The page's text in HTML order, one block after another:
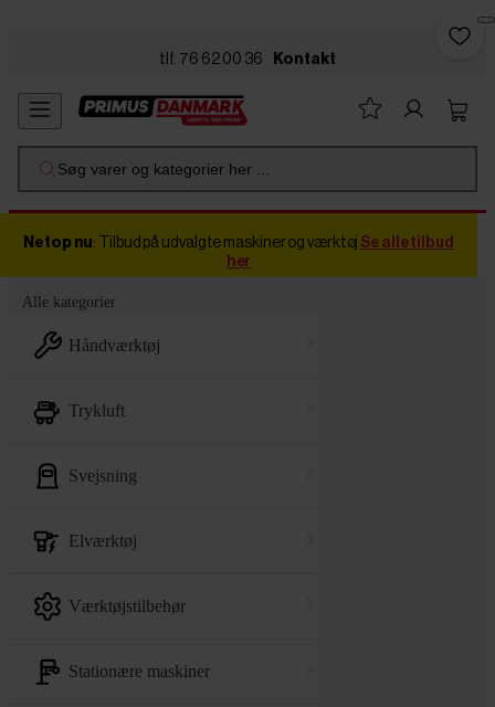
tlf. 76 62 00 36 Kontakt
Søg varer og kategorier her ...
Netop nu: Tilbud på udvalgte maskiner og værktøj Se alle tilbud
her
Alle kategorier
håndværktøj
trykluft
svejsning
elværktøj
værktøjstilbehør
stationære maskiner